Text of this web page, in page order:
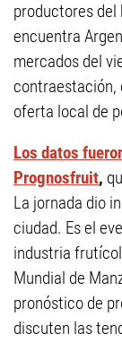
productores del
encuentra
mercados del
contraestación,
oferta local de
Los datos
Prognosfruit,
La jornada dio
ciudad. Es el
industria
Mundial de
pronóstico de
discuten las